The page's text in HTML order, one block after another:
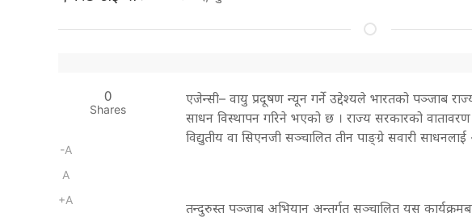
0
Shares
-A
A
+A
एजेन्सी– वायु प्रदूषण न्यून गर्ने उद्देश्यले भारतको पञ्जाब
साधन विस्थापन गरिने भएको छ । राज्य सरकारको
विद्युतीय वा सिएनजी सञ्चालित तीन पाङ्ग्रे सवारी
तन्दुरुस्त पञ्जाब अभियान अन्तर्गत सञ्चालित यस